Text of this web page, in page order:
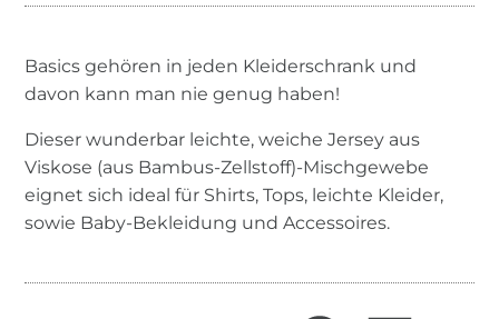
Basics gehören in jeden Kleiderschrank und
davon kann man nie genug haben!
Dieser wunderbar leichte, weiche Jersey aus
Viskose (aus Bambus-Zellstoff)-Mischgewebe
eignet sich ideal für Shirts, Tops, leichte Kleider,
sowie Baby-Bekleidung und Accessoires.